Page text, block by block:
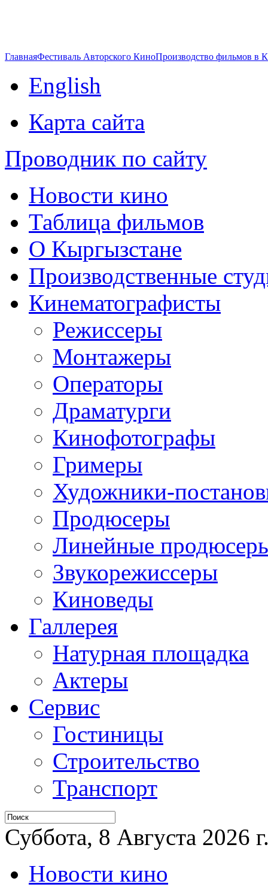
ГлавнаяФестиваль Авторского КиноПроизводство фильмов в
English
Карта сайта
Проводник по сайту
Новости кино
Таблица фильмов
О Кыргызстане
Производственные
Кинематографисты
Режиссеры
Монтажеры
Операторы
Драматурги
Кинофотографы
Гримеры
Художники-
Продюсеры
Линейные
Звукорежиссеры
Киноведы
Галлерея
Натурная площадка
Актеры
Сервис
Гостиницы
Строительство
Транспорт
Суббота, 8 Августа 2026
Новости кино